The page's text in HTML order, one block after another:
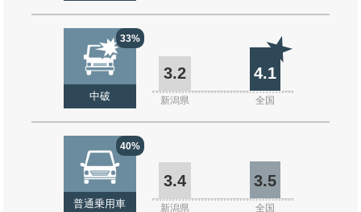
33%
中破
3.2 4.1
新潟県 全国
40%
普通乗用車
3.4 3.5
新潟県 全国